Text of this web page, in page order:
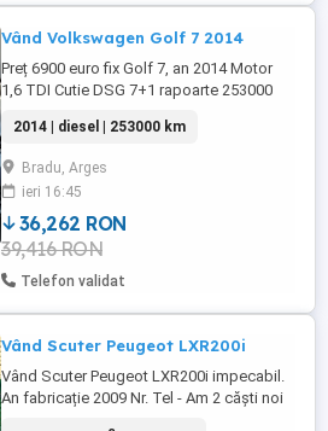
Vând Volkswagen Golf 7 2014
Preț 6900 euro fix Golf 7, an 2014 Motor
1,6 TDI Cutie DSG 7+1 rapoarte 253000
Camera menținere distanta Camere trafic
fata și spate 4K full HD Mașina este full
are foarte multe dotari. La 250000 in
mașină s-au investit peste 1000 euro : kit
distribuție schimbat, ...
2014 | diesel | 253000 km
Bradu, Arges
ieri 16:45
36,262 RON
39,416 RON
Telefon validat
Vând Scuter Peugeot LXR200i
Vând Scuter Peugeot LXR200i impecabil.
An fabricație 2009 Nr. Tel - Am 2 căști noi